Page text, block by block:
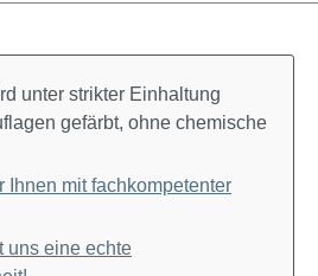
unter strikter Einhaltung
gefärbt, ohne chemische
Ihnen mit fachkompetenter
uns eine echte